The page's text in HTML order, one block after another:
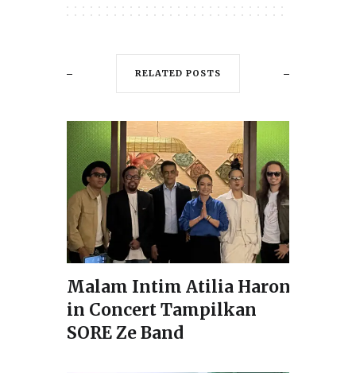
RELATED POSTS
Malam Intim Atilia Haron
in Concert Tampilkan
SORE Ze Band